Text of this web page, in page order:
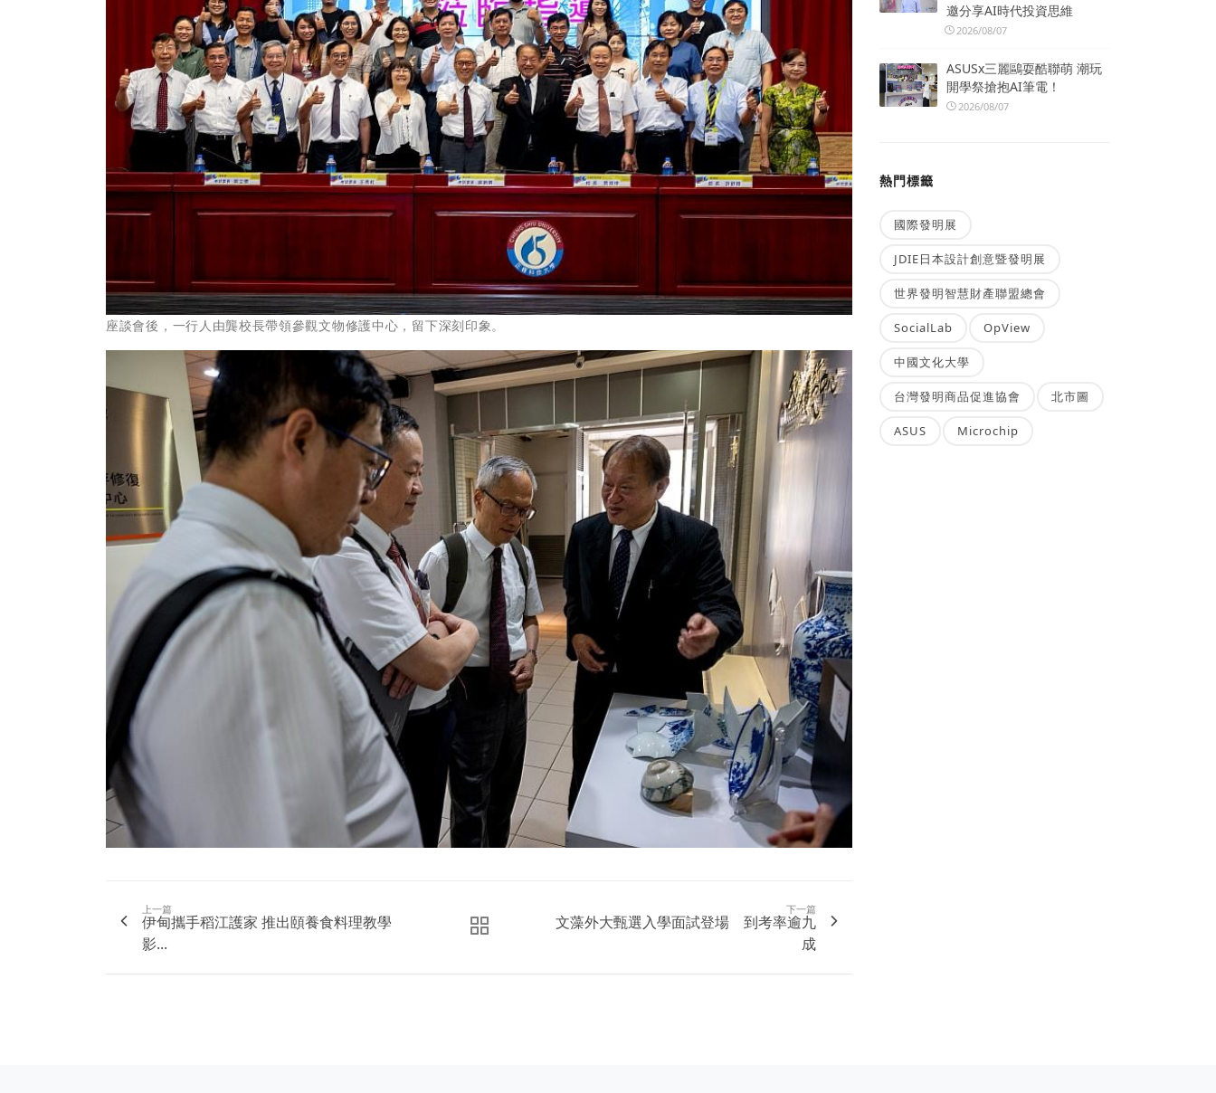
座談會後，一行人由龔校長帶領參觀文物修護中心，留下深刻印象。
上一篇
伊甸攜手稻江護家 推出頤養食料理教學
影...
下一篇
文藻外大甄選入學面試登場 到考率逾九
成
邀分享AI時代投資思維
2026/08/07
ASUSx三麗鷗耍酷聯萌 潮玩
開學祭搶抱AI筆電！
2026/08/07
熱門標籤
國際發明展
JDIE日本設計創意暨發明展
世界發明智慧財產聯盟總會
SocialLab OpView
中國文化大學
台灣發明商品促進協會 北市圖
ASUS Microchip